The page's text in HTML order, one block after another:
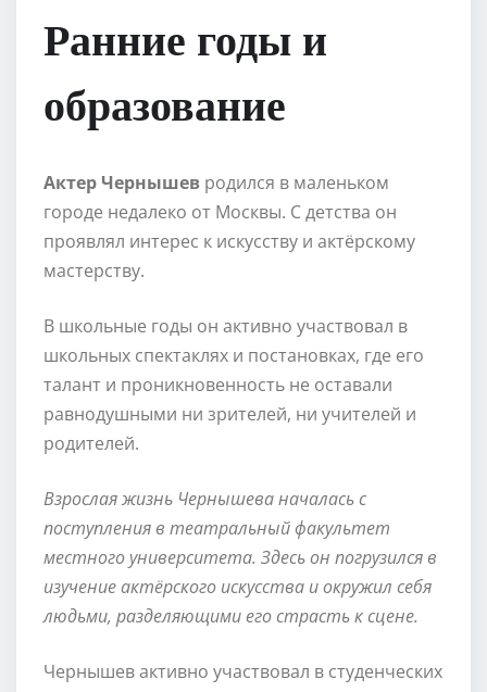
Ранние годы и
образование
Актер Чернышев родился в маленьком
городе недалеко от Москвы. С детства он
проявлял интерес к искусству и актёрскому
мастерству.
В школьные годы он активно участвовал в
школьных спектаклях и постановках, где его
талант и проникновенность не оставали
равнодушными ни зрителей, ни учителей и
родителей.
Взрослая жизнь Чернышева началась с
поступления в театральный факультет
местного университета. Здесь он погрузился в
изучение актёрского искусства и окружил себя
людьми, разделяющими его страсть к сцене.
Чернышев активно участвовал в студенческих